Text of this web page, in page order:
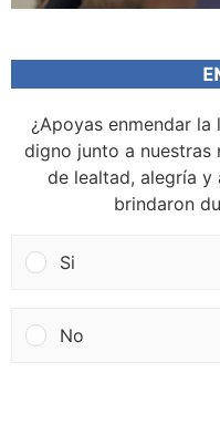
¿Apoyas enmendar
digno junto a nuestras
de lealtad, alegría y
brindaron
Si
No